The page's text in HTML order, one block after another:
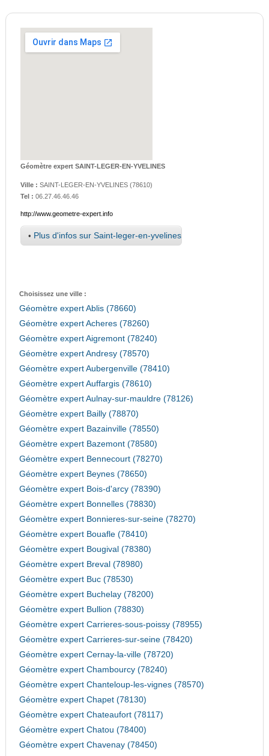
Géomètre expert SAINT-LEGER-EN-YVELINES
Ville : SAINT-LEGER-EN-YVELINES(78610)
Tel : 06.27.46.46.46
http://www.geometre-expert.info
• Plus d'infos sur Saint-leger-en-yvelines
Choisissez une ville :
Géomètre expert Ablis (78660)
Géomètre expert Acheres (78260)
Géomètre expert Aigremont (78240)
Géomètre expert Andresy (78570)
Géomètre expert Aubergenville (78410)
Géomètre expert Auffargis (78610)
Géomètre expert Aulnay-sur-mauldre (78126)
Géomètre expert Bailly (78870)
Géomètre expert Bazainville (78550)
Géomètre expert Bazemont (78580)
Géomètre expert Bennecourt (78270)
Géomètre expert Beynes (78650)
Géomètre expert Bois-d'arcy (78390)
Géomètre expert Bonnelles (78830)
Géomètre expert Bonnieres-sur-seine (78270)
Géomètre expert Bouafle (78410)
Géomètre expert Bougival (78380)
Géomètre expert Breval (78980)
Géomètre expert Buc (78530)
Géomètre expert Buchelay (78200)
Géomètre expert Bullion (78830)
Géomètre expert Carrieres-sous-poissy (78955)
Géomètre expert Carrieres-sur-seine (78420)
Géomètre expert Cernay-la-ville (78720)
Géomètre expert Chambourcy (78240)
Géomètre expert Chanteloup-les-vignes (78570)
Géomètre expert Chapet (78130)
Géomètre expert Chateaufort (78117)
Géomètre expert Chatou (78400)
Géomètre expert Chavenay (78450)